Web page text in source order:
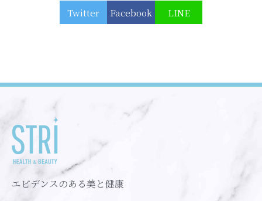
Twitter Facebook LINE
エビデンスのある美と健康